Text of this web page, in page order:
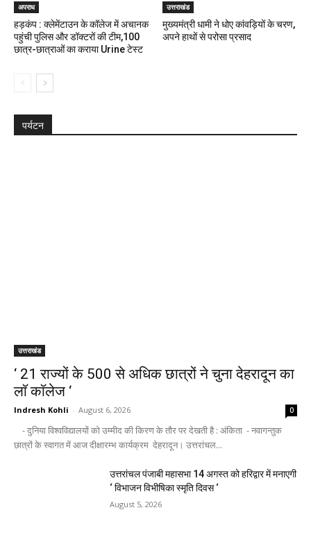
अपराध
हड़कंप : क्लेमेंटाउन के कॉलेज में अचानक
पहुंची पुलिस और डॉक्टरों की टीम,100
छात्र-छात्राओं का कराया Urine टेस्ट
उत्तराखंड
मुख्यमंत्री धामी ने धोए कांवड़ियों के चरण,
अपने हाथों से परोसा प्रसाद
पर्यटन
उत्तराखंड
‘ 21 राज्यों के 500 से अधिक छात्रों ने चुना देहरादून का
लाॅ काॅलेज ‘
Indresh Kohli - August 6, 2026 0
- दुनिया विश्वविद्यालयों को उम्मीद की किरण के तौर पर देखती है : अंकिता - नवागन्तुक
छात्रों के स्वागत में आज दीक्षारम्भ कार्यक्रम देहरादून। उत्तरांचल...
उत्तरांचल पंजाबी महासभा 14 अगस्त को हरिद्वार में मनाएगी
‘ विभाजन विभीषिका स्मृति दिवस ‘
August 5, 2026